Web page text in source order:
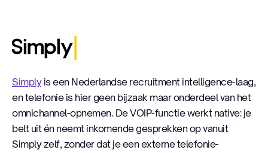
Simplyis een Nederlandse recruitment intelligence-laag,
en telefonie is hier geen bijzaak maar onderdeel van het
omnichannel-opnemen. De VOIP-functie werkt native: je
belt uit én neemt inkomende gesprekken op vanuit
Simply zelf, zonder dat je een externe telefonie-